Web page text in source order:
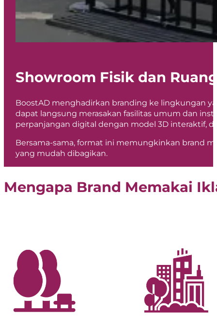
Showroom Fisik dan
BoostAD menghadirkan branding ke lingkungan
dapat langsung merasakan fasilitas umum dan
perpanjangan digital dengan model 3D interaktif,
Bersama-sama, format ini memungkinkan brand
yang mudah dibagikan.
Mengapa Brand Memakai